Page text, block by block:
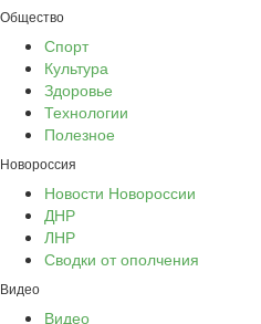
Общество
Спорт
Культура
Здоровье
Технологии
Полезное
Новороссия
Новости Новороссии
ДНР
ЛНР
Сводки от ополчения
Видео
Видео